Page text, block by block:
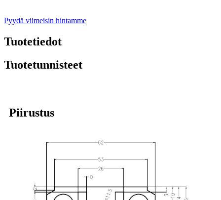
Pyydä viimeisin hintamme
Tuotetiedot
Tuotetunnisteet
Piirustus